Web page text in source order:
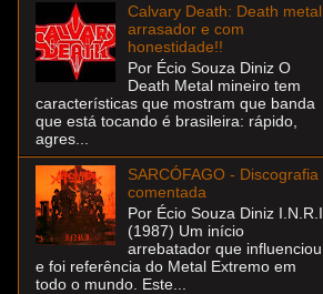
Calvary Death: Death metal
arrasador e com
honestidade!!
Por Écio Souza Diniz O
Death Metal mineiro tem
características que mostram que banda
que está tocando é brasileira: rápido,
agres...
SARCÓFAGO - Discografia
comentada
Por Écio Souza Diniz I.N.R.I
(1987) Um início
arrebatador que influenciou
e foi referência do Metal Extremo em
todo o mundo. Este...